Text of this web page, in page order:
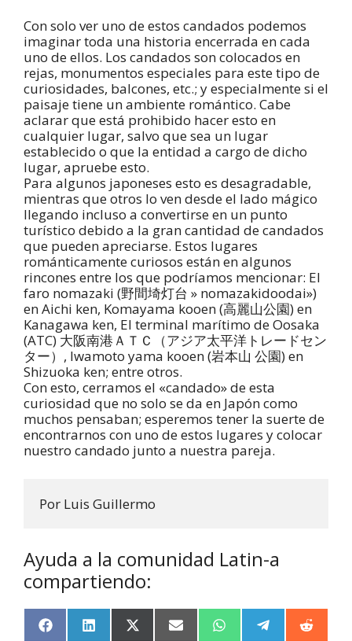
Con solo ver uno de estos candados podemos
imaginar toda una historia encerrada en cada
uno de ellos. Los candados son colocados en
rejas, monumentos especiales para este tipo de
curiosidades, balcones, etc.; y especialmente si el
paisaje tiene un ambiente romántico. Cabe
aclarar que está prohibido hacer esto en
cualquier lugar, salvo que sea un lugar
establecido o que la entidad a cargo de dicho
lugar, apruebe esto.
Para algunos japoneses esto es desagradable,
mientras que otros lo ven desde el lado mágico
llegando incluso a convertirse en un punto
turístico debido a la gran cantidad de candados
que pueden apreciarse. Estos lugares
románticamente curiosos están en algunos
rincones entre los que podríamos mencionar: El
faro nomazaki (野間埼灯台 » nomazakidoodai»)
en Aichi ken, Komayama kooen (高麗山公園) en
Kanagawa ken, El terminal marítimo de Oosaka
(ATC) 大阪南港ＡＴＣ（アジア太平洋トレードセン
ター）, Iwamoto yama kooen (岩本山 公園) en
Shizuoka ken; entre otros.
Con esto, cerramos el «candado» de esta
curiosidad que no solo se da en Japón como
muchos pensaban; esperemos tener la suerte de
encontrarnos con uno de estos lugares y colocar
nuestro candado junto a nuestra pareja.
Por Luis Guillermo
Ayuda a la comunidad Latin-a
compartiendo:
F L X E W R